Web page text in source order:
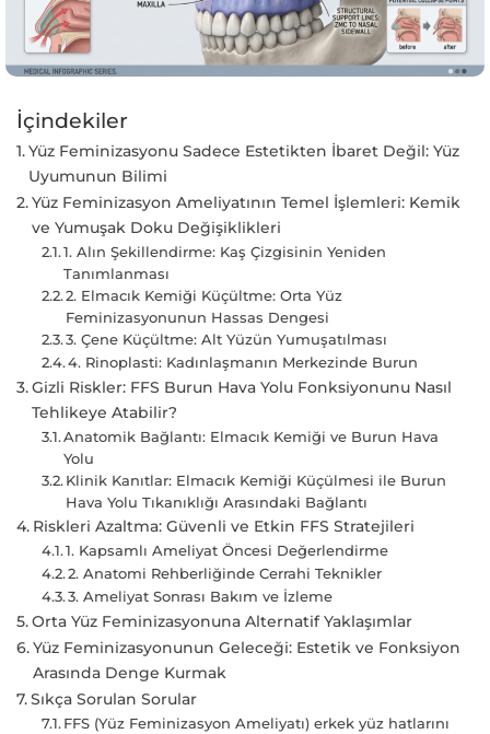
İçindekiler
Yüz Feminizasyonu Sadece Estetikten İbaret Değil: Yüz
Uyumunun Bilimi
Yüz Feminizasyon Ameliyatının Temel İşlemleri: Kemik
ve Yumuşak Doku Değişiklikleri
1. Alın Şekillendirme: Kaş Çizgisinin Yeniden
Tanımlanması
2. Elmacık Kemiği Küçültme: Orta Yüz
Feminizasyonunun Hassas Dengesi
3. Çene Küçültme: Alt Yüzün Yumuşatılması
4. Rinoplasti: Kadınlaşmanın Merkezinde Burun
Gizli Riskler: FFS Burun Hava Yolu Fonksiyonunu Nasıl
Tehlikeye Atabilir?
Anatomik Bağlantı: Elmacık Kemiği ve Burun Hava
Yolu
Klinik Kanıtlar: Elmacık Kemiği Küçülmesi ile Burun
Hava Yolu Tıkanıklığı Arasındaki Bağlantı
Riskleri Azaltma: Güvenli ve Etkin FFS Stratejileri
1. Kapsamlı Ameliyat Öncesi Değerlendirme
2. Anatomi Rehberliğinde Cerrahi Teknikler
3. Ameliyat Sonrası Bakım ve İzleme
Orta Yüz Feminizasyonuna Alternatif Yaklaşımlar
Yüz Feminizasyonunun Geleceği: Estetik ve Fonksiyon
Arasında Denge Kurmak
Sıkça Sorulan Sorular
FFS (Yüz Feminizasyon Ameliyatı) erkek yüz hatlarını